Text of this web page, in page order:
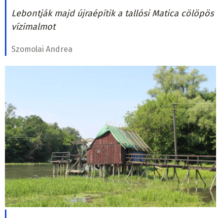
Lebontják majd újraépítik a tallósi Matica cölöpös
vízimalmot
Szomolai Andrea